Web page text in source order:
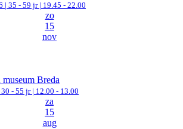
| 35 - 59 jr | 19.45 - 22.00
zo
15
nov
Breda
- 55 jr | 12.00 - 13.00
za
15
aug